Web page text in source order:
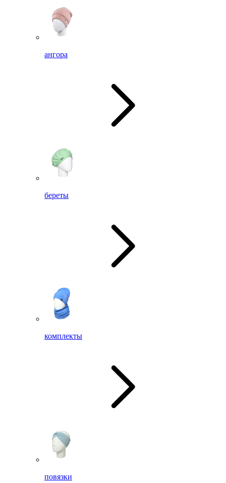
ангора
береты
комплекты
повязки